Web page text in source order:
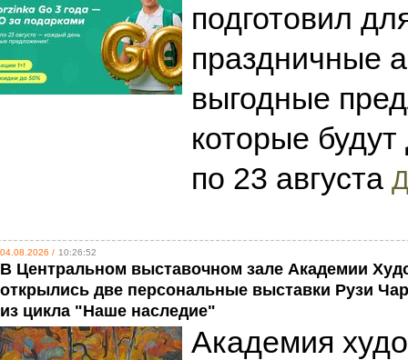
подготовил
праздничные
выгодные
которые
по 23 августа
04.08.2026 / 10:26:52
В Центральном выставочном зале Академии
открылись две персональные выставки Рузи
из цикла "Наше наследие"
Академия